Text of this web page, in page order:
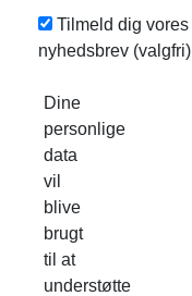
Tilmeld dig vores
nyhedsbrev (valgfri)
Dine
personlige
data
vil
blive
brugt
til at
understøtte